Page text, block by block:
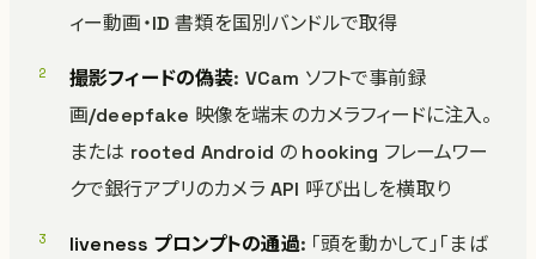
ィー動画・ID 書類を国別バンドルで取得
撮影フィードの偽装: VCam ソフトで事前録
画/deepfake 映像を端末のカメラフィードに注入。
または rooted Android の hooking フレームワー
クで銀行アプリのカメラ API 呼び出しを横取り
liveness プロンプトの通過: 「頭を動かして」「まば